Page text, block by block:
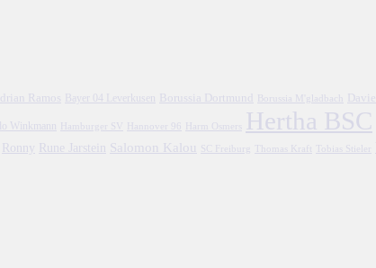
Ramos Bayer 04 Leverkusen Borussia Dortmund Borussia M'gladbach
Winkmann Hamburger SV Hertha BSC
Ronny Rune Jarstein Salomon Kalou SC Freiburg Thomas Kraft Tobias Stieler